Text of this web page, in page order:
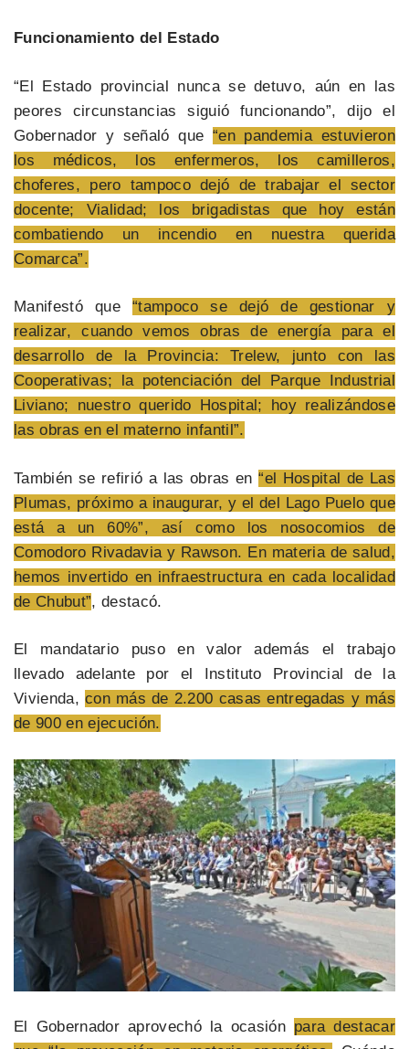
Funcionamiento del Estado
“El Estado provincial nunca se detuvo, aún en las
peores circunstancias siguió funcionando”, dijo el
Gobernador y señaló que “en pandemia estuvieron
los médicos, los enfermeros, los camilleros,
choferes, pero tampoco dejó de trabajar el sector
docente; Vialidad; los brigadistas que hoy están
combatiendo un incendio en nuestra querida
Comarca”.
Manifestó que “tampoco se dejó de gestionar y
realizar, cuando vemos obras de energía para el
desarrollo de la Provincia: Trelew, junto con las
Cooperativas; la potenciación del Parque Industrial
Liviano; nuestro querido Hospital; hoy realizándose
las obras en el materno infantil”.
También se refirió a las obras en“el Hospital de Las
Plumas, próximo a inaugurar, y el del Lago Puelo que
está a un 60%”, así como los nosocomios de
Comodoro Rivadavia y Rawson. En materia de salud,
hemos invertido en infraestructura en cada localidad
de Chubut”, destacó.
El mandatario puso en valor además el trabajo
llevado adelante por el Instituto Provincial de la
Vivienda,con más de 2.200 casas entregadas y más
de 900 en ejecución.
El Gobernador aprovechó la ocasión para destacar